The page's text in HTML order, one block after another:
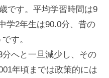
です。平均学習時間は9
学2年生は90.0分、昔の
す。
分へと一旦減少し、その
年頃までは政策的には